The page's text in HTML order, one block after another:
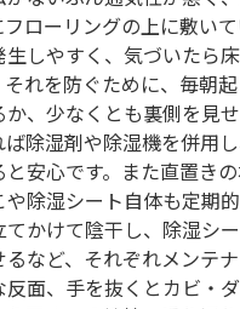
ローリングの上に敷い
生しやすく、気づいたら
れを防ぐために、毎朝
、少なくとも裏側を見
ば除湿剤や除湿機を併用
安心です。また直置き
や除湿シート自体も定期
てかけて陰干し、除湿シ
など、それぞれメンテ
面、手を抜くとカビ・